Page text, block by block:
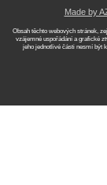
Made by
Obsah těchto webových stránek,
vzájemné uspořádání a grafické
jeho jednotlivé části nesmí být